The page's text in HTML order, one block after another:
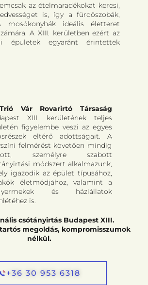
az ételmaradékokat keresi,
is, így a fürdőszobák,
mosókonyhák ideális életteret
A XIII. kerületben ezért az
egyaránt érintettek
Trió Vár Rovarirtó Társaság
XIII. kerületének teljes
figyelembe veszi az egyes
eltérő adottságait. A
felmérést követően mindig
személyre szabott
módszert alkalmazunk,
igazodik az épület típusához,
életmódjához, valamint a
és háziállatok
is.
csótányirtás Budapest XIII.
megoldás, kompromisszumok
nélkül.
+36 30 953 6318